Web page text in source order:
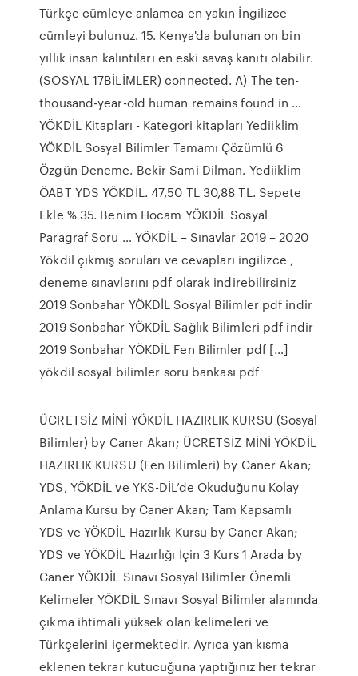
Türkçe cümleye anlamca en yakın İngilizce
cümleyi bulunuz. 15. Kenya'da bulunan on bin
yıllık insan kalıntıları en eski savaş kanıtı olabilir.
(SOSYAL 17BİLİMLER) connected. A) The ten-
thousand-year-old human remains found in …
YÖKDİL Kitapları - Kategori kitapları Yediiklim
YÖKDİL Sosyal Bilimler Tamamı Çözümlü 6
Özgün Deneme. Bekir Sami Dilman. Yediiklim
ÖABT YDS YÖKDİL. 47,50 TL 30,88 TL. Sepete
Ekle % 35. Benim Hocam YÖKDİL Sosyal
Paragraf Soru … YÖKDİL – Sınavlar 2019 – 2020
Yökdil çıkmış soruları ve cevapları ingilizce ,
deneme sınavlarını pdf olarak indirebilirsiniz
2019 Sonbahar YÖKDİL Sosyal Bilimler pdf indir
2019 Sonbahar YÖKDİL Sağlık Bilimleri pdf indir
2019 Sonbahar YÖKDİL Fen Bilimler pdf […]
yökdil sosyal bilimler soru bankası pdf
ÜCRETSİZ MİNİ YÖKDİL HAZIRLIK KURSU (Sosyal
Bilimler) by Caner Akan; ÜCRETSİZ MİNİ YÖKDİL
HAZIRLIK KURSU (Fen Bilimleri) by Caner Akan;
YDS, YÖKDİL ve YKS-DİL’de Okuduğunu Kolay
Anlama Kursu by Caner Akan; Tam Kapsamlı
YDS ve YÖKDİL Hazırlık Kursu by Caner Akan;
YDS ve YÖKDİL Hazırlığı İçin 3 Kurs 1 Arada by
Caner YÖKDİL Sınavı Sosyal Bilimler Önemli
Kelimeler YÖKDİL Sınavı Sosyal Bilimler alanında
çıkma ihtimali yüksek olan kelimeleri ve
Türkçelerini içermektedir. Ayrıca yan kısma
eklenen tekrar kutucuğuna yaptığınız her tekrar